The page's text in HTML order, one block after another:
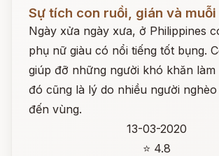
Sự tích con ruồi, gián và muỗi
Ngày xửa ngày xưa, ở Philippines
phụ nữ giàu có nổi tiếng tốt bụng.
giúp đỡ những người khó khăn làm
đó cũng là lý do nhiều người
đến vùng.
13-03-2020
⭐ 4.8